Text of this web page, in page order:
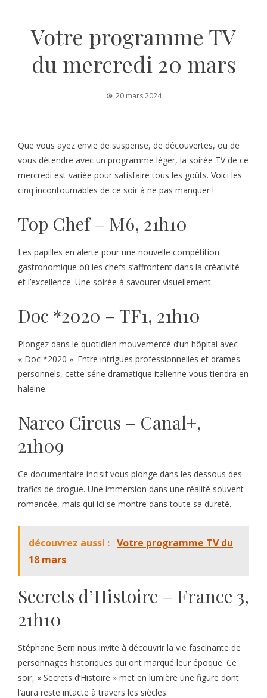
Votre programme TV
du mercredi 20 mars
20 mars 2024
Que vous ayez envie de suspense, de découvertes, ou de
vous détendre avec un programme léger, la soirée TV de ce
mercredi est variée pour satisfaire tous les goûts. Voici les
cinq incontournables de ce soir à ne pas manquer !
Top Chef – M6, 21h10
Les papilles en alerte pour une nouvelle compétition
gastronomique où les chefs s’affrontent dans la créativité
et l’excellence. Une soirée à savourer visuellement.
Doc *2020 – TF1, 21h10
Plongez dans le quotidien mouvementé d’un hôpital avec
« Doc *2020 ». Entre intrigues professionnelles et drames
personnels, cette série dramatique italienne vous tiendra en
haleine.
Narco Circus – Canal+,
21h09
Ce documentaire incisif vous plonge dans les dessous des
trafics de drogue. Une immersion dans une réalité souvent
romancée, mais qui ici se montre dans toute sa dureté.
découvrez aussi : Votre programme TV du
18 mars
Secrets d’Histoire – France 3,
21h10
Stéphane Bern nous invite à découvrir la vie fascinante de
personnages historiques qui ont marqué leur époque. Ce
soir, « Secrets d’Histoire » met en lumière une figure dont
l’aura reste intacte à travers les siècles.